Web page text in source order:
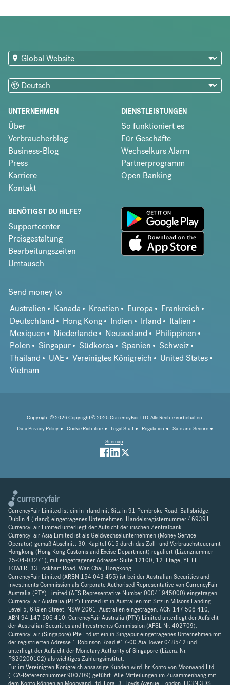
UNTERNEHMEN
Über
Verbraucherblog
Business-Blog
Press
Karriere
Kontakt
DIENSTLEISTUNGEN
So funktioniert es
Für Geschäfte
Wechselkurs Alarm
Partnerprogramm
Open Banking
BENÖTIGST DU HILFE?
Supportcenter
Preisgestaltung
Bearbeitungszeiten
Umtausch
Send money to
Australien
Kanada Kroatien Europa
Frankreich
Deutschland
Hong Kong Indien Irland
Italien
Mexiquen
Niederlande Neuseeland
Philippinen
Polen
Singapur Südkorea Spanien
Schweiz
Thailand
UAE Vereinigtes Königreich
United States
Vietnam
Copyright © 2026 Copyright © 2025 CurrencyFair LTD. Alle Rechte vorbehalten.
Data Privacy Policy
Cookie Richtiline Legal Stuff Regulation
Safe and Secure
Sitemap
CurrencyFair Limited ist ein in Irland mit Sitz in 91 Pembroke Road, Ballsbridge,
Dublin 4 (Irland) eingetragenes Unternehmen. Handelsregisternummer 469391.
CurrencyFair Limited unterliegt der Aufsicht der irischen Zentralbank.
CurrencyFair Asia Limited ist als Geldwechselunternehmen (Money Service
Operator) gemäß Abschnitt 30, Kapitel 615 durch das Zoll- und Verbrauchsteueramt
Hongkong (Hong Kong Customs and Excise Department) reguliert (Lizenznummer
25-04-03271), mit eingetragener Adresse: Suite 12100, 12. Etage, YF LIFE
TOWER, 33 Lockhart Road, Wan Chai, Hongkong.
CurrencyFair Limited (ARBN 154 043 455) ist bei der Australian Securities and
Investments Commission als Corporate Authorised Representative von CurrencyFair
Australia (PTY) Limited (AFS Representative Number 00041945000) eingetragen.
CurrencyFair Australia (PTY) Limited ist in Australien mit Sitz in Milsons Landing
Level 5, 6 Glen Street, NSW 2061, Australien eingetragen. ACN 147 506 410,
ABN 94 147 506 410. CurrencyFair Australia (PTY) Limited unterliegt der Aufsicht
der Australian Securities and Investments Commission (AFSL-Nr. 402709).
CurrencyFair (Singapore) Pte Ltd ist ein in Singapur eingetragenes Unternehmen mit
der registrierten Adresse 1 Robinson Road #17-00 Aia Tower 048542 und
unterliegt der Aufsicht der Monetary Authority of Singapore (Lizenz-Nr.
PS20200102) als wichtiges Zahlungsinstitut.
Für im Vereinigten Königreich ansässige Kunden wird Ihr Konto von Moorwand Ltd
(FCA-Referenznummer 900709) geführt. Alle Mitteilungen im Zusammenhang mit
dem Konto können an Moorwand Ltd, Fora, 3 Lloyds Avenue, London, EC3N 3DS,